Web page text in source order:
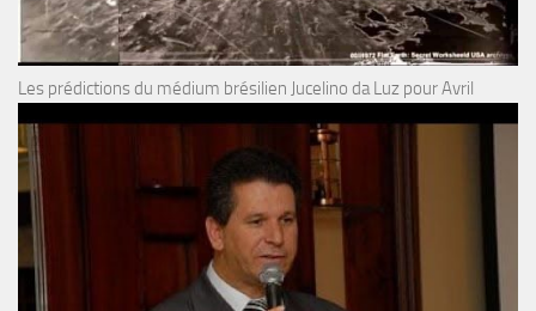
Les prédictions du médium brésilien Jucelino da Luz pour Avril